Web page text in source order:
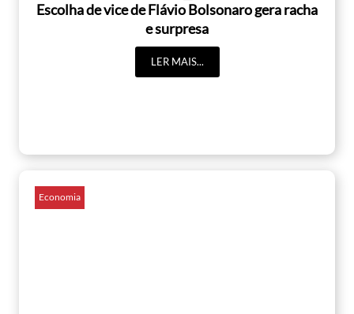
Escolha de vice de Flávio Bolsonaro gera racha
e surpresa
LER MAIS...
Economia